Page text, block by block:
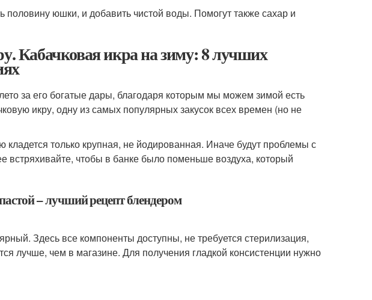
юшки, и добавить чистой воды. Помогут также сахар и
Кабачковая икра на зиму: 8 лучших
за его богатые дары, благодаря которым мы можем зимой есть
икру, одну из самых популярных закусок всех времен (но не
только крупная, не йодированная. Иначе будут проблемы с
чтобы в банке было поменьше воздуха, который
– лучший рецепт блендером
Здесь все компоненты доступны, не требуется стерилизация,
лучше, чем в магазине. Для получения гладкой консистенции нужно